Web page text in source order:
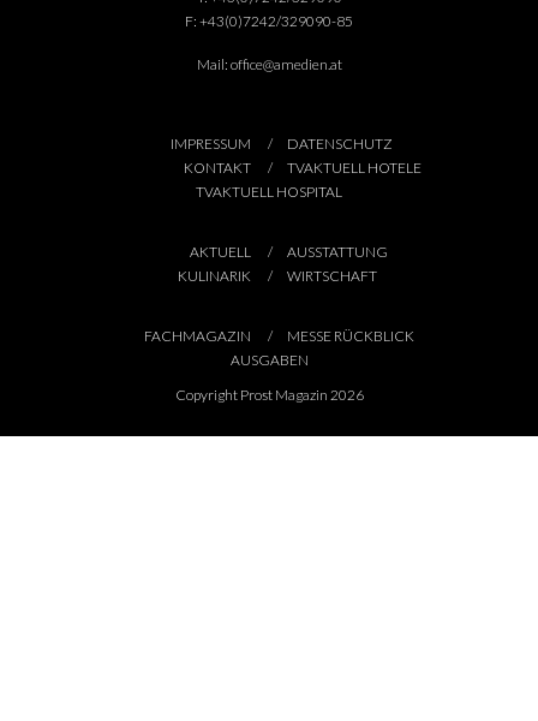
F: +43(0)7242/329090-85
Mail: office@amedien.at
IMPRESSUM
DATENSCHUTZ
KONTAKT
TVAKTUELL HOTELE
TVAKTUELL HOSPITAL
AKTUELL
AUSSTATTUNG
KULINARIK
WIRTSCHAFT
FACHMAGAZIN
MESSE RÜCKBLICK
AUSGABEN
Copyright Prost Magazin 2026